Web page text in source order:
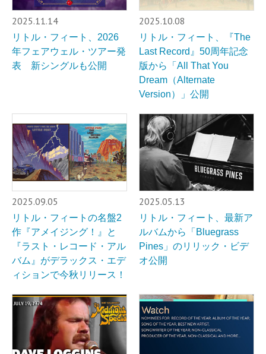
2025.11.14
リトル・フィート、2026
年フェアウェル・ツアー発
表 新シングルも公開
2025.10.08
リトル・フィート、『The
Last Record』50周年記念
版から「All That You
Dream（Alternate
Version）」公開
2025.09.05
リトル・フィートの名盤2
作『アメイジング！』と
『ラスト・レコード・アル
バム』がデラックス・エデ
ィションで今秋リリース！
2025.05.13
リトル・フィート、最新ア
ルバムから「Bluegrass
Pines」のリリック・ビデ
オ公開